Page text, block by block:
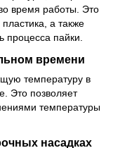
время работы. Это
а также
процесса пайки.
времени
температуру в
Это позволяет
температуры
насадках